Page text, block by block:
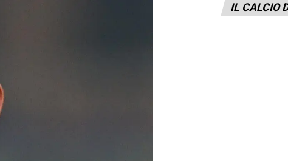
IL CALCIO